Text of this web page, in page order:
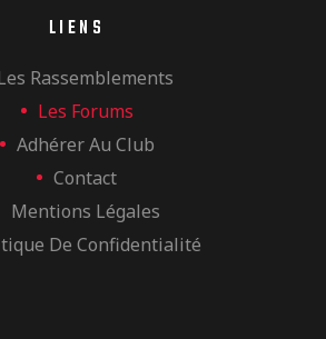
LIENS
Rassemblements
Les Forums
Adhérer Au Club
Contact
Mentions Légales
De Confidentialité